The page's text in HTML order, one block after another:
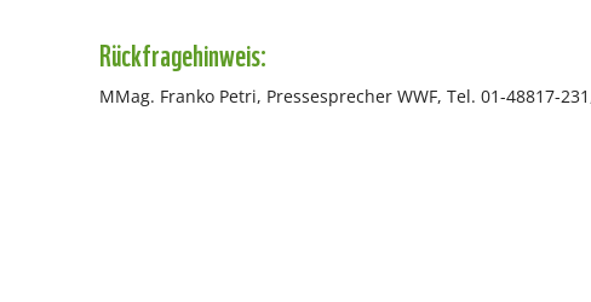
Rückfragehinweis:
MMag. Franko Petri, Pressesprecher WWF, Tel. 01-48817-